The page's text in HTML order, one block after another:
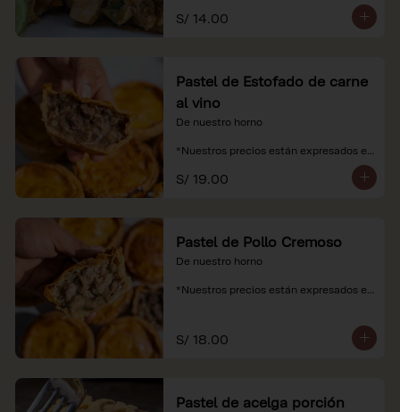
S/ 14.00
Pastel de Estofado de carne
al vino
De nuestro horno
*Nuestros precios están expresados en
recargo al consumo.
S/ 19.00
Pastel de Pollo Cremoso
De nuestro horno
*Nuestros precios están expresados en
S/ 18.00
Pastel de acelga porción